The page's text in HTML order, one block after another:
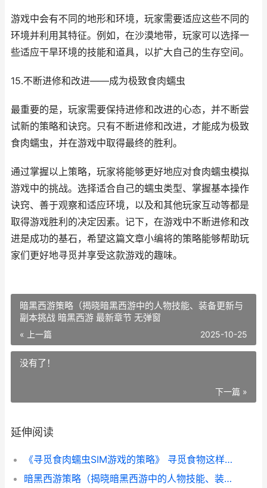
游戏中会有不同的地形和环境，玩家需要适应这些不同的
环境并利用其特征。例如，在沙漠地带，玩家可以选择一
些适应干旱环境的技能和道具，以扩大自己的生存空间。
15.不断进修和改进——成为极致食肉蠕虫
最重要的是，玩家需要保持进修和改进的心态，并不断尝
试新的策略和诀窍。只有不断进修和改进，才能成为极致
食肉蠕虫，并在游戏中取得最终的胜利。
通过掌握以上策略，玩家将能够更好地应对食肉蠕虫模拟
游戏中的挑战。选择适合自己的蠕虫类型、掌握基本操作
诀窍、善于观察和适应环境，以及和其他玩家互动等都是
取得游戏胜利的决定因素。记下，在游戏中不断进修和改
进是成功的基石，希望这篇文章小编将的策略能够帮助玩
家们更好地寻觅并享受这款游戏的趣味。
暗黑西游策略（揭晓暗黑西游中的人物技能、装备更新与
副本挑战 暗黑西游 最新章节 无弹窗
« 上一篇 2025-10-25
没有了！
下一篇 »
延伸阅读
《寻觅食肉蠕虫SIM游戏的策略》 寻觅食物这样写可以吗
暗黑西游策略（揭晓暗黑西游中的人物技能、装备更新与副本挑战 暗黑西游 最新章节 无弹窗